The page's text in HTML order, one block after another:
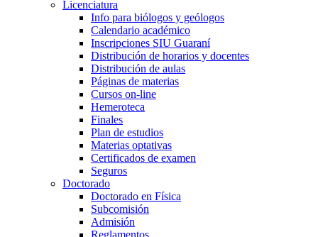
Licenciatura
Info para biólogos y geólogos
Calendario académico
Inscripciones SIU Guaraní
Distribución de horarios y docentes
Distribución de aulas
Páginas de materias
Cursos on-line
Hemeroteca
Finales
Plan de estudios
Materias optativas
Certificados de examen
Seguros
Doctorado
Doctorado en Física
Subcomisión
Admisión
Reglamentos